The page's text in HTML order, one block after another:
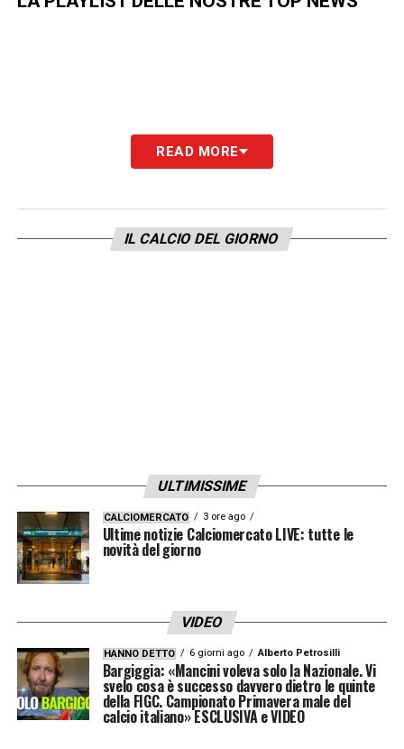
READ MORE
IL CALCIO DEL GIORNO
ULTIMISSIME
CALCIOMERCATO 3 ore ago
Ultime notizie Calciomercato LIVE: tutte le
novità del giorno
VIDEO
HANNO DETTO 6 giorni ago Alberto Petrosilli
Bargiggia: «Mancini voleva solo la Nazionale. Vi
svelo cosa è successo davvero dietro le quinte
della FIGC. Campionato Primavera male del
calcio italiano» ESCLUSIVA e VIDEO